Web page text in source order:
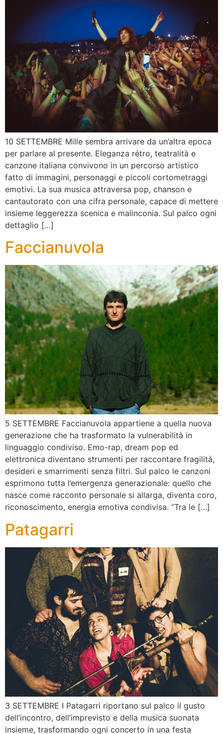
10 SETTEMBRE Mille sembra arrivare da un’altra epoca
per parlare al presente. Eleganza rétro, teatralità e
canzone italiana convivono in un percorso artistico
fatto di immagini, personaggi e piccoli cortometraggi
emotivi. La sua musica attraversa pop, chanson e
cantautorato con una cifra personale, capace di mettere
insieme leggerezza scenica e malinconia. Sul palco ogni
dettaglio […]
Faccianuvola
5 SETTEMBRE Faccianuvola appartiene a quella nuova
generazione che ha trasformato la vulnerabilità in
linguaggio condiviso. Emo-rap, dream pop ed
elettronica diventano strumenti per raccontare fragilità,
desideri e smarrimenti senza filtri. Sul palco le canzoni
esprimono tutta l’emergenza generazionale: quello che
nasce come racconto personale si allarga, diventa coro,
riconoscimento, energia emotiva condivisa. “Tra le […]
Patagarri
3 SETTEMBRE I Patagarri riportano sul palco il gusto
dell’incontro, dell’imprevisto e della musica suonata
insieme, trasformando ogni concerto in una festa